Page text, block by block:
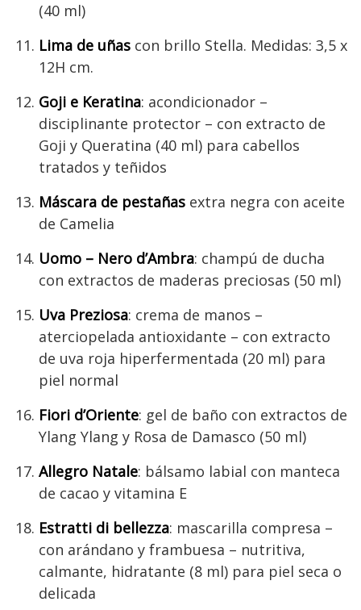
(40 ml)
Lima de uñas con brillo Stella. Medidas: 3,5 x
12H cm.
Goji e Keratina: acondicionador –
disciplinante protector – con extracto de
Goji y Queratina (40 ml) para cabellos
tratados y teñidos
Máscara de pestañas extra negra con aceite
de Camelia
Uomo – Nero d’Ambra: champú de ducha
con extractos de maderas preciosas (50 ml)
Uva Preziosa: crema de manos –
aterciopelada antioxidante – con extracto
de uva roja hiperfermentada (20 ml) para
piel normal
Fiori d’Oriente: gel de baño con extractos de
Ylang Ylang y Rosa de Damasco (50 ml)
Allegro Natale: bálsamo labial con manteca
de cacao y vitamina E
Estratti di bellezza: mascarilla compresa –
con arándano y frambuesa – nutritiva,
calmante, hidratante (8 ml) para piel seca o
delicada